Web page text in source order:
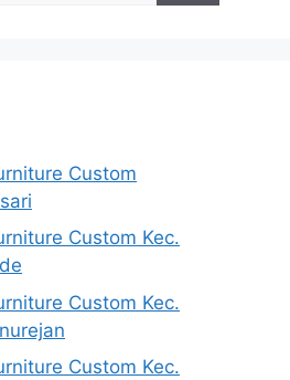
Custom
Custom Kec.
Custom Kec.
Custom Kec.